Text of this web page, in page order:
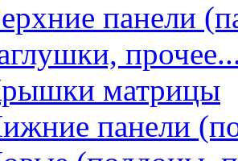
панели
матрицы
панели